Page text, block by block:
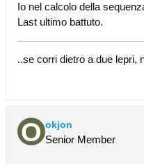
Io nel calcolo della
Last ultimo battuto.
..se corri dietro a due lepri,
okjon
Senior Member